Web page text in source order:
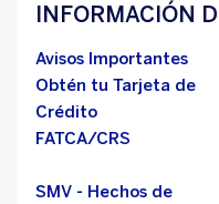
INFORMACIÓN
Avisos Importantes
Obtén tu Tarjeta de
Crédito
FATCA/CRS
SMV - Hechos de